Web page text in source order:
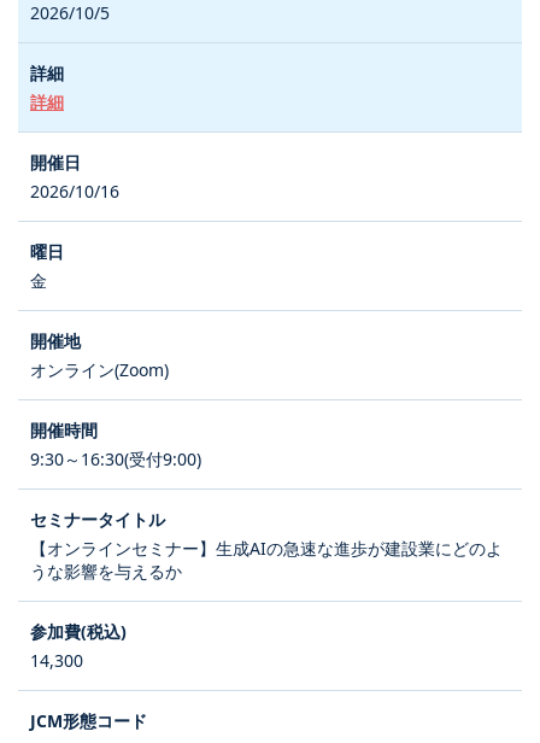
2026/10/5
詳細
2026/10/16
金
オンライン(Zoom)
9:30～16:30(受付9:00)
【オンラインセミナー】生成AIの急速な進歩が建設業にどのよ
うな影響を与えるか
14,300